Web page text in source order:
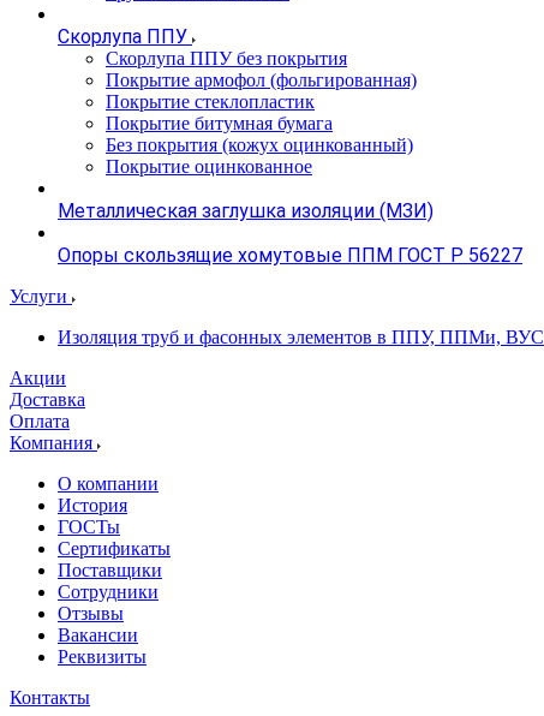
Скорлупа ППУ
Скорлупа ППУ без покрытия
Покрытие армофол (фольгированная)
Покрытие стеклопластик
Покрытие битумная бумага
Без покрытия (кожух оцинкованный)
Покрытие оцинкованное
Металлическая заглушка изоляции (МЗИ)
Опоры скользящие хомутовые ППМ ГОСТ Р 56227
Услуги
Изоляция труб и фасонных элементов в ППУ, ППМи, ВУС
Акции
Доставка
Оплата
Компания
О компании
История
ГОСТы
Сертификаты
Поставщики
Сотрудники
Отзывы
Вакансии
Реквизиты
Контакты